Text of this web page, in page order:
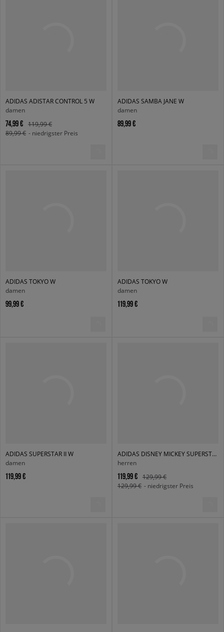
ADIDAS ADISTAR CONTROL 5 W
damen
74,99 €
119,99 €
89,99 € - niedrigster Preis
ADIDAS SAMBA JANE W
damen
89,99 €
ADIDAS TOKYO W
damen
99,99 €
ADIDAS TOKYO W
damen
119,99 €
ADIDAS SUPERSTAR II W
damen
119,99 €
ADIDAS DISNEY MICKEY SUPERSTAR ST
herren
119,99 €
129,99 €
129,99 € - niedrigster Preis